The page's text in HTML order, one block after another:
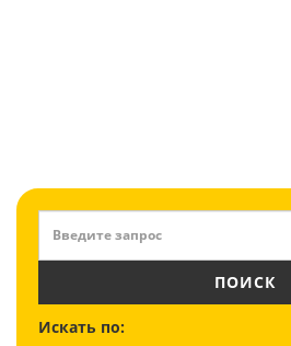
ПОИСК
Искать по: